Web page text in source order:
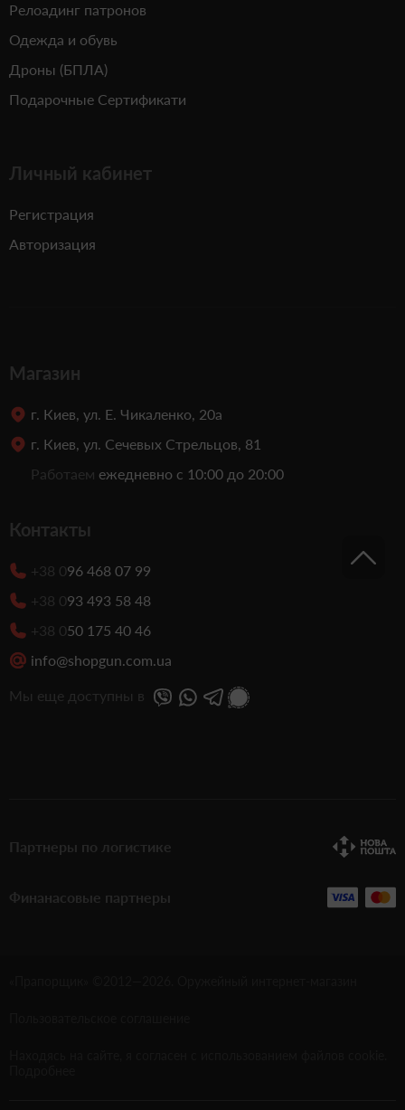
Релоадинг патронов
Одежда и обувь
Дроны (БПЛА)
Подарочные Сертификати
Личный кабинет
Регистрация
Авторизация
Магазин
г. Киев, ул. Е. Чикаленко, 20а
г. Киев, ул. Сечевых Стрельцов, 81
Работаем ежедневно с 10:00 до 20:00
Контакты
+38 096 468 07 99
+38 093 493 58 48
+38 050 175 40 46
info@shopgun.com.ua
Мы еще доступны в
Партнеры по логистике
Финанасовые партнеры